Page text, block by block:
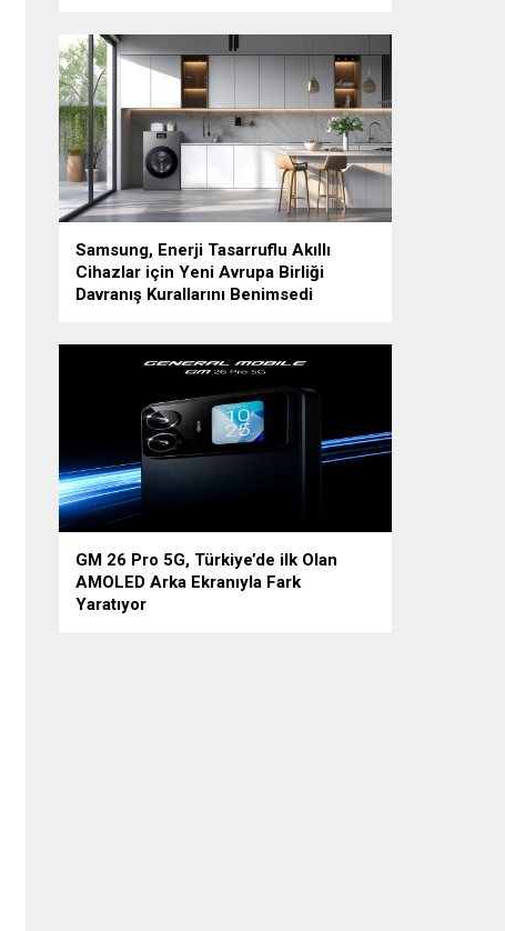
Samsung, Enerji Tasarruflu Akıllı
Cihazlar için Yeni Avrupa Birliği
Davranış Kurallarını Benimsedi
GM 26 Pro 5G, Türkiye’de ilk Olan
AMOLED Arka Ekranıyla Fark
Yaratıyor